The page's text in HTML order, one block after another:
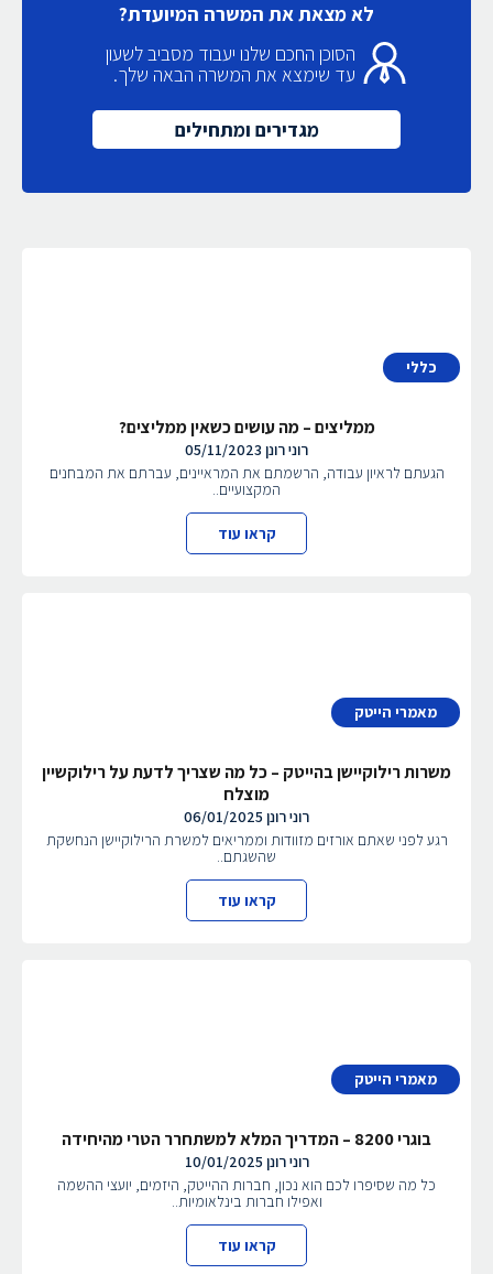
לא מצאת את המשרה המיועדת?
הסוכן החכם שלנו יעבוד מסביב לשעון
עד שימצא את המשרה הבאה שלך.
מגדירים ומתחילים
כללי
ממליצים – מה עושים כשאין ממליצים?
רוני רונן05/11/2023
הגעתם לראיון עבודה, הרשמתם את המראיינים, עברתם את המבחנים
המקצועיים..
קראו עוד
מאמרי הייטק
משרות רילוקיישן בהייטק – כל מה שצריך לדעת על רילוקשיין
מוצלח
רוני רונן 06/01/2025
רגע לפני שאתם אורזים מזוודות וממריאים למשרת הרילוקיישן הנחשקת
שהשגתם..
קראו עוד
מאמרי הייטק
בוגרי 8200 – המדריך המלא למשתחרר הטרי מהיחידה
רוני רונן 10/01/2025
כל מה שסיפרו לכם הוא נכון, חברות ההייטק, היזמים, יועצי ההשמה
ואפילו חברות בינלאומיות..
קראו עוד